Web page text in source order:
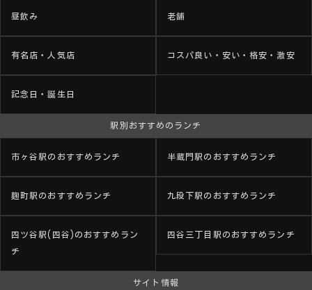
昼飲み 老舗
有名店・人気店 コスパ良い・安い・格安・激安
記念日・誕生日
駅別おすすめのランチ
市ヶ谷駅のおすすめランチ 半蔵門駅のおすすめランチ
麹町駅のおすすめランチ 九段下駅のおすすめランチ
四ツ谷駅(四谷)のおすすめラン
チ
四谷三丁目駅のおすすめランチ
サイト情報